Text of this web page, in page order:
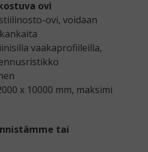
ovi
ovi, voidaan
vaakaprofiileilla,
x 10000 mm, maksimi
tai